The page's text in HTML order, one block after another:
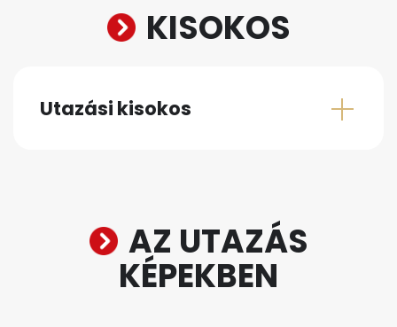
KISOKOS
Utazási kisokos
AZ UTAZÁS
KÉPEKBEN